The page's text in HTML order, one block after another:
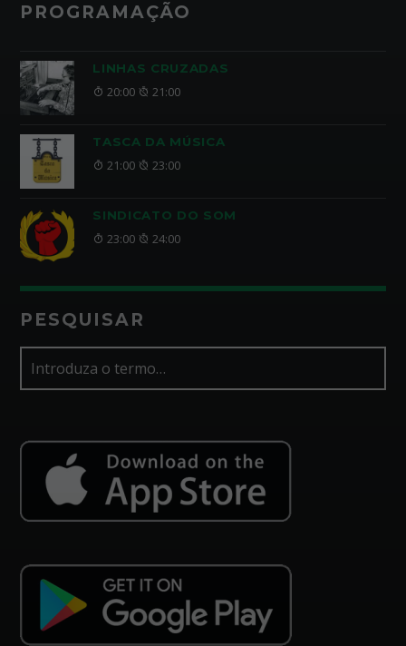
PROGRAMAÇÃO
LINHAS CRUZADAS
20:00 21:00
TASCA DA MÚSICA
21:00 23:00
SINDICATO DO SOM
23:00 24:00
PESQUISAR